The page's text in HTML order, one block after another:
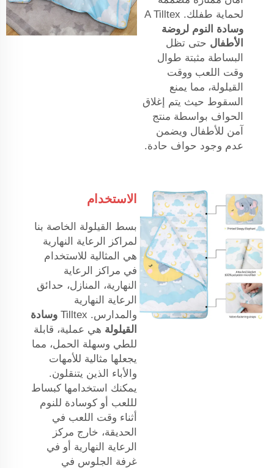
لحماية طفلك. A Tilltex
وسادة النوم لروضة
الأطفال حتى تظل
البساطة مثبتة طوال
وقت اللعب ووقت
القيلولة، مما يمنع
السقوط حيث يتم إغلاق
الحواف بواسطة منتج
آمن للأطفال ويضمن
عدم وجود حواف حادة.
الاستخدام
بسط القيلولة الخاصة بنا
لمراكز الرعاية النهارية
هي المثالية للاستخدام
في مراكز الرعاية
النهارية، المنازل، حدائق
الرعاية النهارية
والمدارس. Tilltex
وسادة
القيلولة هي عملية، قابلة
للطي وسهلة الحمل، مما
يجعلها مثالية للأمهات
والأباء الذين يتنقلون.
يمكنك استخدامها كبساط
لللعب أو كوسادة للنوم
أثناء وقت اللعب في
الحديقة، خارج مركز
الرعاية النهارية أو في
غرفة الجلوس في